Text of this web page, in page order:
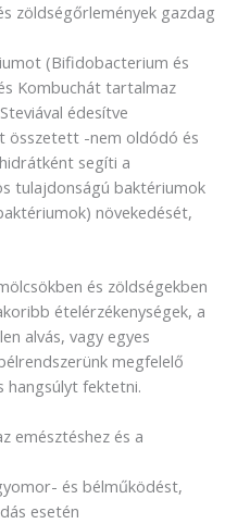
zöldségőrlemények gazdag
(Bifidobacterium és
Kombuchát tartalmaz
édesítve
összetett -nem oldódó és
segíti a
tulajdonságú baktériumok
növekedését,
és zöldségekben
ételérzékenységek, a
alvás, vagy egyes
megfelelő
hangsúlyt fektetni.
emésztéshez és a
és bélműködést,
esetén